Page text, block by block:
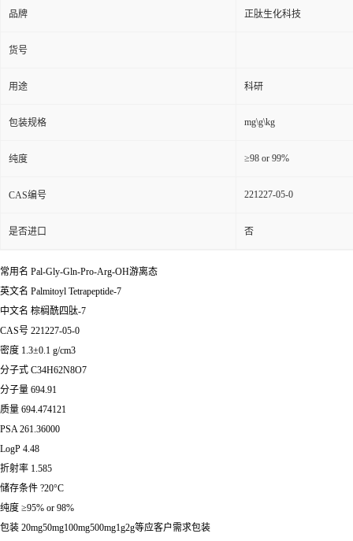
品牌 正肽生化科技
货号
用途 科研
包装规格 mg\g\kg
纯度 ≥98 or 99%
CAS编号 221227-05-0
是否进口 否
常用名 Pal-Gly-Gln-Pro-Arg-OH游离态
英文名 Palmitoyl Tetrapeptide-7
中文名 棕榈酰四肽-7
CAS号 221227-05-0
密度 1.3±0.1 g/cm3
分子式 C34H62N8O7
分子量 694.91
质量 694.474121
PSA 261.36000
LogP 4.48
折射率 1.585
储存条件 ?20°C
纯度 ≥95% or 98%
包装 20mg50mg100mg500mg1g2g等应客户需求包装